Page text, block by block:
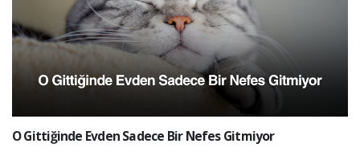
O Gittiğinde Evden Sadece Bir Nefes Gitmiyor